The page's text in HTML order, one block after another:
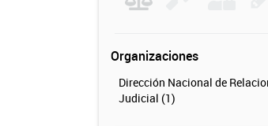
Organizaciones
Dirección Nacional de
Judicial (1)